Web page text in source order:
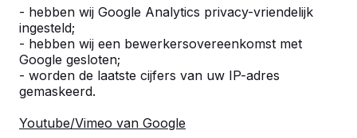
- hebben wij Google Analytics privacy-vriendelijk
ingesteld;
- hebben wij een bewerkersovereenkomst met
Google gesloten;
- worden de laatste cijfers van uw IP-adres
gemaskeerd.
Youtube/Vimeo van Google
Pingpongtafels -->